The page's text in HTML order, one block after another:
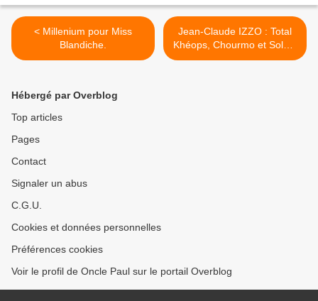
< Millenium pour Miss
Blandiche.
Jean-Claude IZZO : Total
Khéops, Chourmo et Soléa.
>
Hébergé par Overblog
Top articles
Pages
Contact
Signaler un abus
C.G.U.
Cookies et données personnelles
Préférences cookies
Voir le profil de Oncle Paul sur le portail Overblog